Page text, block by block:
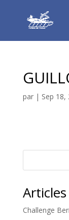
par | Sep 18,
Challenge